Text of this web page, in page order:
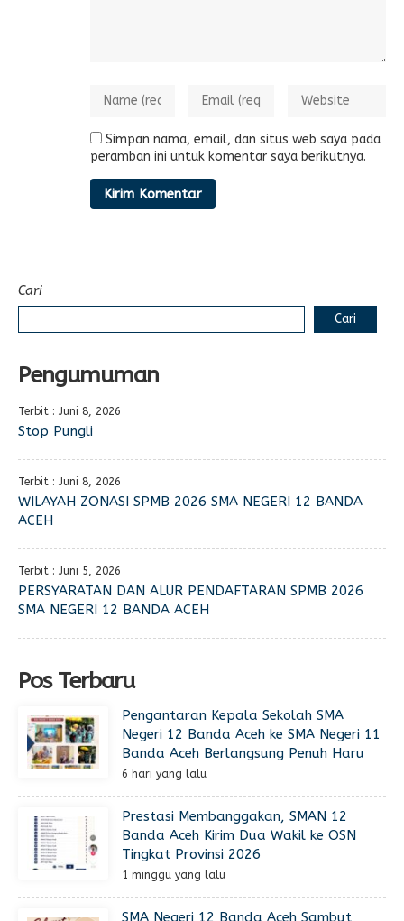
Simpan nama, email, dan situs web saya pada
peramban ini untuk komentar saya berikutnya.
Cari
Cari
Pengumuman
Terbit : Juni 8, 2026
Stop Pungli
Terbit : Juni 8, 2026
WILAYAH ZONASI SPMB 2026 SMA NEGERI 12 BANDA
ACEH
Terbit : Juni 5, 2026
PERSYARATAN DAN ALUR PENDAFTARAN SPMB 2026
SMA NEGERI 12 BANDA ACEH
Pos Terbaru
Pengantaran Kepala Sekolah SMA
Negeri 12 Banda Aceh ke SMA Negeri 11
Banda Aceh Berlangsung Penuh Haru
6 hari yang lalu
Prestasi Membanggakan, SMAN 12
Banda Aceh Kirim Dua Wakil ke OSN
Tingkat Provinsi 2026
1 minggu yang lalu
SMA Negeri 12 Banda Aceh Sambut